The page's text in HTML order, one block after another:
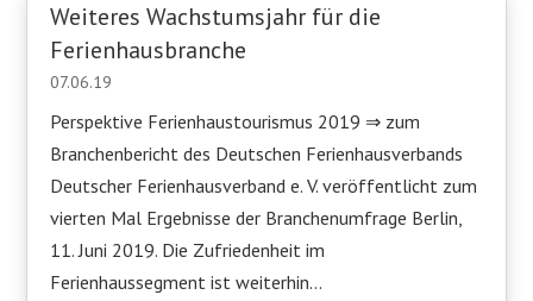
Weiteres Wachstumsjahr für die
Ferienhausbranche
07.06.19
Perspektive Ferienhaustourismus 2019 ⇒ zum
Branchenbericht des Deutschen Ferienhausverbands
Deutscher Ferienhausverband e. V. veröffentlicht zum
vierten Mal Ergebnisse der Branchenumfrage Berlin,
11. Juni 2019. Die Zufriedenheit im
Ferienhaussegment ist weiterhin...